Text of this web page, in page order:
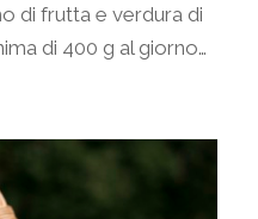
di frutta e verdura di
di 400 g al giorno…